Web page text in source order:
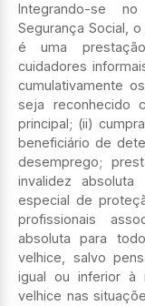
Integrando-se
Segurança Social,
é uma
cuidadores
cumulativamente
seja reconhecido
principal; (ii)
beneficiário de
desemprego;
invalidez
especial de
profissionais
absoluta para
velhice, salvo
igual ou inferior à
velhice nas